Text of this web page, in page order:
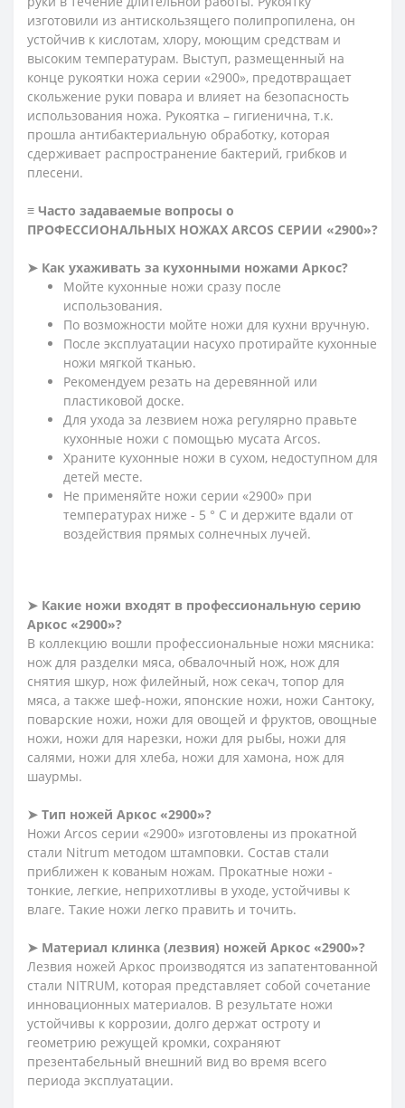
изготовили из антискользящего полипропилена, он
устойчив к кислотам, хлору, моющим средствам и
высоким температурам. Выступ, размещенный на
конце рукоятки ножа серии «2900», предотвращает
скольжение руки повара и влияет на безопасность
использования ножа. Рукоятка – гигиенична, т.к.
прошла антибактериальную обработку, которая
сдерживает распространение бактерий, грибков и
плесени.
≡ Часто задаваемые вопросы о
ПРОФЕССИОНАЛЬНЫХ НОЖАХ ARCOS СЕРИИ «2900»?
➤ Как ухаживать за кухонными ножами Аркос?
Мойте кухонные ножи сразу после
использования.
По возможности мойте ножи для кухни вручную.
После эксплуатации насухо протирайте кухонные
ножи мягкой тканью.
Рекомендуем резать на деревянной или
пластиковой доске.
Для ухода за лезвием ножа регулярно правьте
кухонные ножи с помощью мусата Arcos.
Храните кухонные ножи в сухом, недоступном для
детей месте.
Не применяйте ножи серии «2900» при
температурах ниже - 5 ° С и держите вдали от
воздействия прямых солнечных лучей.
➤ Какие ножи входят в профессиональную серию
Аркос «2900»?
В коллекцию вошли профессиональные ножи мясника:
нож для разделки мяса, обвалочный нож, нож для
снятия шкур, нож филейный, нож секач, топор для
мяса, а также шеф-ножи, японские ножи, ножи Сантоку,
поварские ножи, ножи для овощей и фруктов, овощные
ножи, ножи для нарезки, ножи для рыбы, ножи для
салями, ножи для хлеба, ножи для хамона, нож для
шаурмы.
➤ Тип ножей Аркос «2900»?
Ножи Arcos серии «2900» изготовлены из прокатной
стали Nitrum методом штамповки. Состав стали
приближен к кованым ножам. Прокатные ножи -
тонкие, легкие, неприхотливы в уходе, устойчивы к
влаге. Такие ножи легко править и точить.
➤ Материал клинка (лезвия) ножей Аркос «2900»?
Лезвия ножей Аркос производятся из запатентованной
стали NITRUM, которая представляет собой сочетание
инновационных материалов. В результате ножи
устойчивы к коррозии, долго держат остроту и
геометрию режущей кромки, сохраняют
презентабельный внешний вид во время всего
периода эксплуатации.